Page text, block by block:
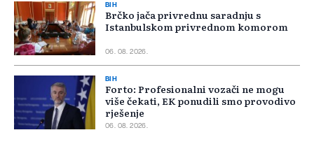
BIH
Brčko jača privrednu saradnju s
Istanbulskom privrednom komorom
06. 08. 2026.
BIH
Forto: Profesionalni vozači ne mogu
više čekati, EK ponudili smo provodivo
rješenje
06. 08. 2026.